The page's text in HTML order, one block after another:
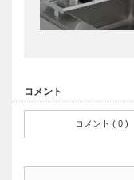
コメント
コメント ( 0 )